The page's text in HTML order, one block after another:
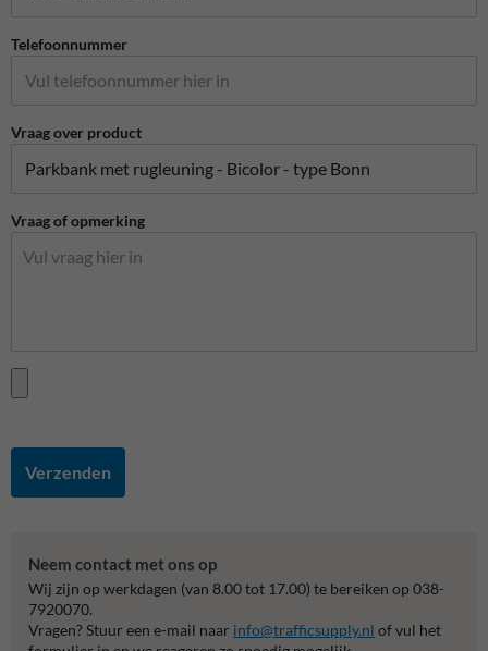
Telefoonnummer
Vraag over product
Vraag of opmerking
Verzenden
Neem contact met ons op
Wij zijn op werkdagen (van 8.00 tot 17.00) te bereiken op 038-
7920070.
Vragen? Stuur een e-mail naar info@trafficsupply.nl of vul het